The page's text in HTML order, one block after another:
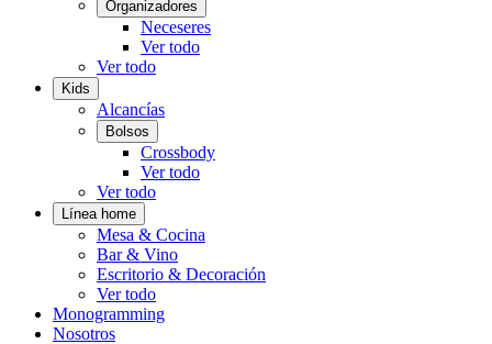
Organizadores
Neceseres
Ver todo
Ver todo
Kids
Alcancías
Bolsos
Crossbody
Ver todo
Ver todo
Línea home
Mesa & Cocina
Bar & Vino
Escritorio & Decoración
Ver todo
Monogramming
Nosotros